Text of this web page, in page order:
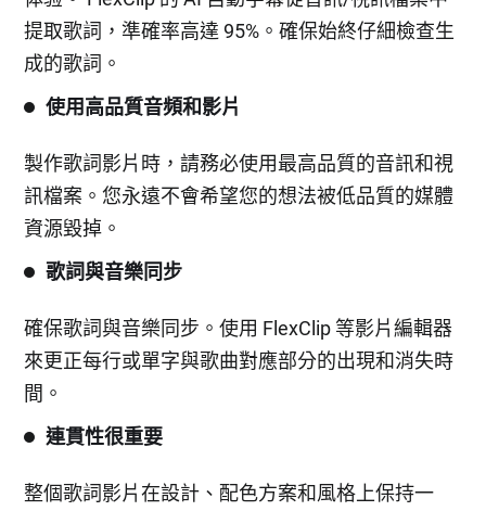
提取歌詞，準確率高達 95%。確保始終仔細檢查生
成的歌詞。
使用高品質音頻和影片
製作歌詞影片時，請務必使用最高品質的音訊和視
訊檔案。您永遠不會希望您的想法被低品質的媒體
資源毀掉。
歌詞與音樂同步
確保歌詞與音樂同步。使用 FlexClip 等影片編輯器
來更正每行或單字與歌曲對應部分的出現和消失時
間。
連貫性很重要
整個歌詞影片在設計、配色方案和風格上保持一